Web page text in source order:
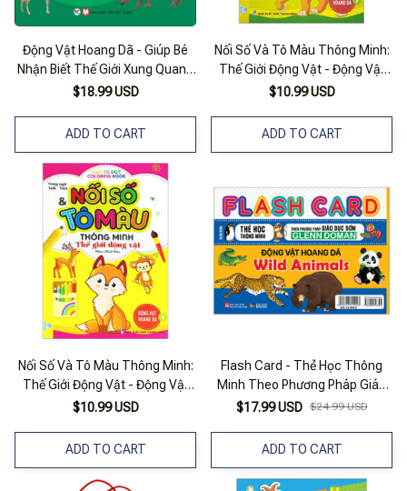
Động Vật Hoang Dã - Giúp Bé
Nhận Biết Thế Giới Xung Quanh
( Song Ngữ Anh Việt )
$18.99 USD
ADD TO CART
Nối Số Và Tô Màu Thông Minh:
Thế Giới Động Vật - Động Vật
Hoang Dã - Tập 2 (song Ngữ
$10.99 USD
ADD TO CART
Nối Số Và Tô Màu Thông Minh:
Thế Giới Động Vật - Động Vật
Hoang Dã - Tập 1 (song Ngữ
$10.99 USD
ADD TO CART
Flash Card - Thẻ Học Thông
Minh Theo Phương Pháp Giáo
Dục Sớm Glenn Doman - Động
$17.99 USD $24.99 USD
ADD TO CART